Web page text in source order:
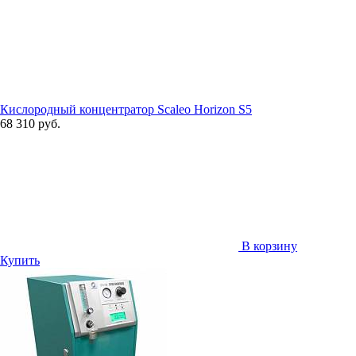
Кислородный концентратор Scaleo Horizon S5
68 310 руб.
В корзину
Купить